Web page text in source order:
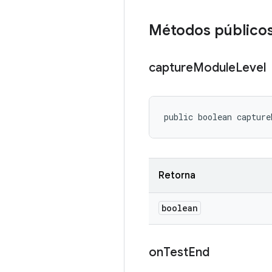
Métodos
captureModuleLevel
public boolean
Retorna
boolean
onTestEnd